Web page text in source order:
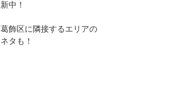
新中！
葛飾区に隣接するエリアの
ネタも！